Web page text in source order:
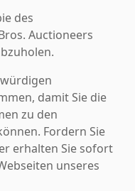
des
Auctioneers
damit Sie die
zu den
Fordern Sie
erhalten Sie sofort
unseres